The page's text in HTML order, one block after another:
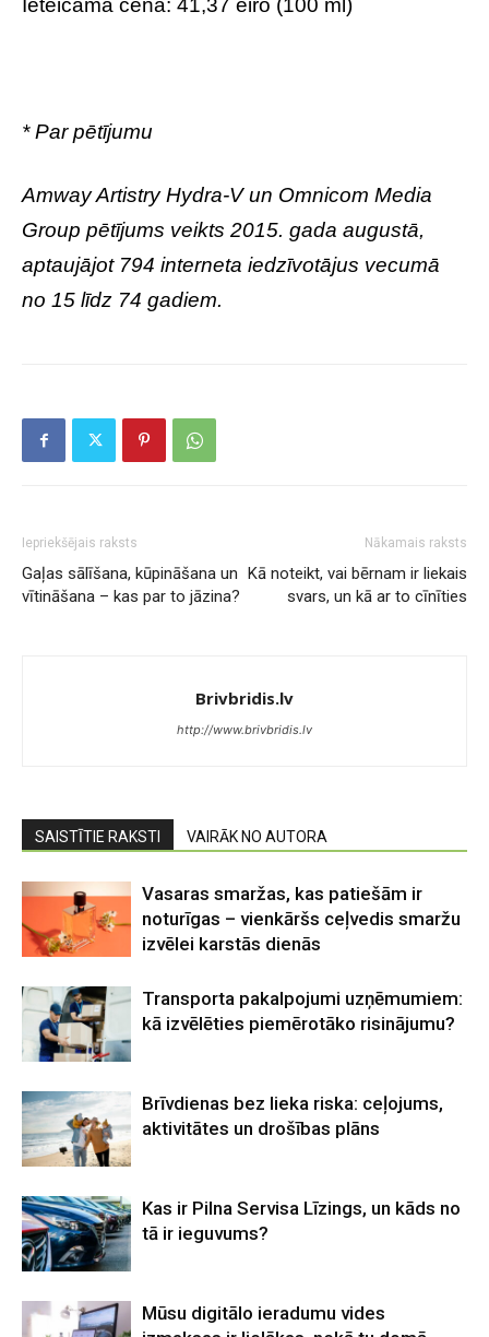
Ieteicamā cena: 41,37 eiro (100 ml)
* Par pētījumu
Amway Artistry Hydra-V un Omnicom Media
Group pētījums veikts 2015. gada augustā,
aptaujājot 794 interneta iedzīvotājus vecumā
no 15 līdz 74 gadiem.
Iepriekšējais raksts
Gaļas sālīšana, kūpināšana un
vītināšana – kas par to jāzina?
Nākamais raksts
Kā noteikt, vai bērnam ir liekais
svars, un kā ar to cīnīties
Brivbridis.lv
http://www.brivbridis.lv
SAISTĪTIE RAKSTI VAIRĀK NO AUTORA
Vasaras smaržas, kas patiešām ir
noturīgas – vienkāršs ceļvedis smaržu
izvēlei karstās dienās
Transporta pakalpojumi uzņēmumiem:
kā izvēlēties piemērotāko risinājumu?
Brīvdienas bez lieka riska: ceļojums,
aktivitātes un drošības plāns
Kas ir Pilna Servisa Līzings, un kāds no
tā ir ieguvums?
Mūsu digitālo ieradumu vides